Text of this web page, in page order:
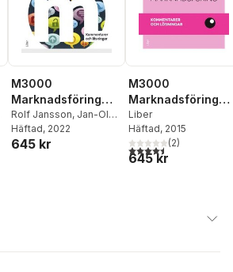
M3000
Marknadsföring
Kommentarer och
lösningar
Rolf Jansson, Jan-Olof
Andersson,Anders
Pihlsgård
Häftad, 2022
645 kr
M3000
Marknadsföring
Kommentarer och
lösningar
Liber
Häftad, 2015
4,5utav 5 stjärnor.
(2)
645 kr